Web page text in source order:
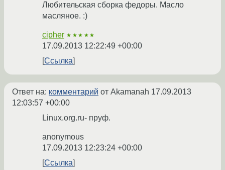
Любительская сборка федоры. Масло
масляное. :)
cipher ★★★★★
17.09.2013 12:22:49 +00:00
Ссылка
Ответ на: комментарий от Akamanah 17.09.2013
12:03:57 +00:00
Linux.org.ru- пруф.
anonymous
17.09.2013 12:23:24 +00:00
Ссылка